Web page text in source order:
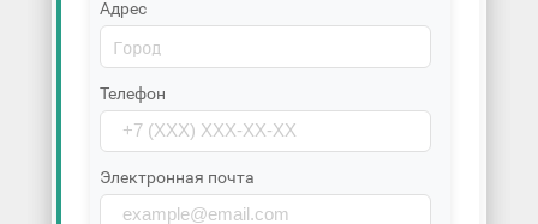
Адрес
Телефон
Электронная почта